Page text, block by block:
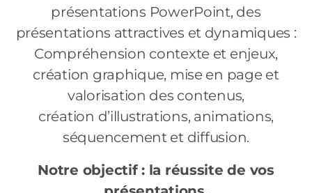
présentations PowerPoint, des
présentations attractives et dynamiques :
Compréhension contexte et enjeux,
création graphique, mise en page et
valorisation des contenus,
création d’illustrations, animations,
séquencement et diffusion.
Notre objectif : la réussite de vos